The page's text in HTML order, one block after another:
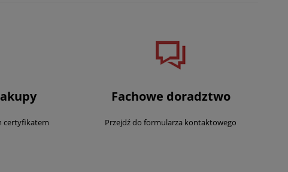
certyfikatem
Fachowe doradztwo
Przejdź do formularza kontaktowego